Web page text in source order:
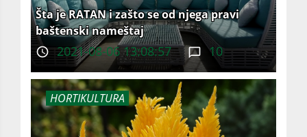
Šta je RATAN i zašto se od njega pravi
baštenski nameštaj
2021-08-06 13:08:57 10
HORTIKULTURA